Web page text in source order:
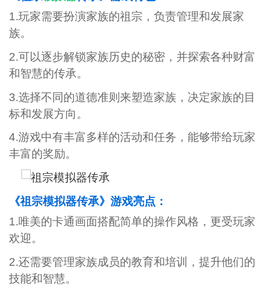
1.玩家需要扮演家族的祖宗，负责管理和发展家
族。
2.可以逐步解锁家族历史的秘密，并探索各种财富
和智慧的传承。
3.选择不同的道德准则来塑造家族，决定家族的目
标和发展方向。
4.游戏中有丰富多样的活动和任务，能够带给玩家
丰富的奖励。
《祖宗模拟器传承》游戏亮点：
1.唯美的卡通画面搭配简单的操作风格，更受玩家
欢迎。
2.还需要管理家族成员的教育和培训，提升他们的
技能和智慧。